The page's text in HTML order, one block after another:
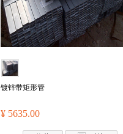
镀锌带矩形管
¥ 5635.00